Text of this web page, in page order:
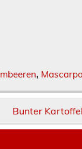
,
Bunter